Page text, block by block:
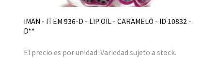
IMAN - ITEM 936-D - LIP OIL - CARAMELO - ID 10832 -
D**
El precio es por unidad. Variedad sujeto a stock.